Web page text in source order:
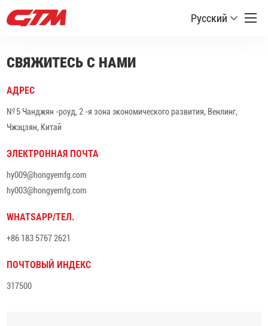
Русский
СВЯЖИТЕСЬ С НАМИ
АДРЕС
№ 5 Чанджян -роуд, 2 -я зона экономического развития, Венлинг,
Чжэцзян, Китай
ЭЛЕКТРОННАЯ ПОЧТА
hy009@hongyemfg.com
hy003@hongyemfg.com
WHATSAPP/ТЕЛ.
+86 183 5767 2621
ПОЧТОВЫЙ ИНДЕКС
317500